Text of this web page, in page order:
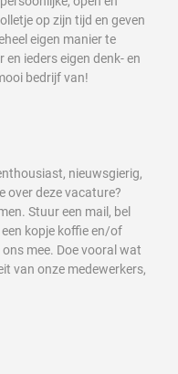
op zijn tijd en geven
eigen manier te
ieders eigen denk- en
bedrijf van!
nieuwsgierig,
over deze vacature?
Stuur een mail, bel
kopje koffie en/of
mee. Doe vooral wat
van onze medewerkers,